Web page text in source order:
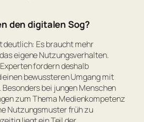
den digitalen Sog?
deutlich: Es braucht mehr
eigene Nutzungsverhalten.
fordern deshalb
einen bewussteren Umgang mit
bei jungen Menschen
zum Thema Medienkompetenz
Nutzungsmuster früh zu